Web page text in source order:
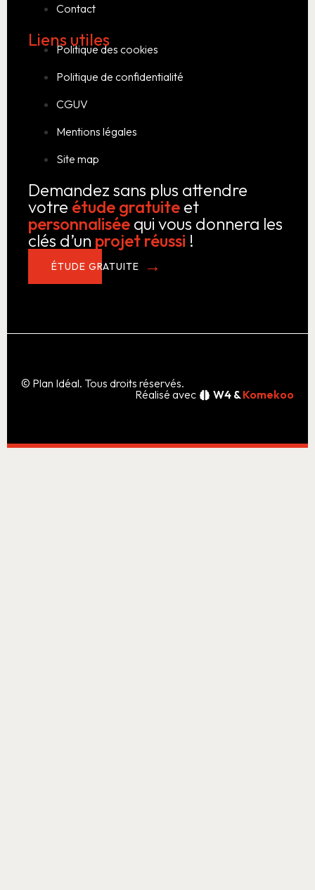
Contact
Liens utiles
Politique des cookies
Politique de confidentialité
CGUV
Mentions légales
Site map
Demandez sans plus attendre
votre étude gratuite et
personnalisée qui vous donnera les
clés d’un projet réussi !
ÉTUDE GRATUITE
© Plan Idéal. Tous droits réservés.
Réalisé avec
W4 & Komekoo